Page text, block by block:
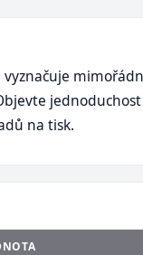
vyznačuje
na tisk.